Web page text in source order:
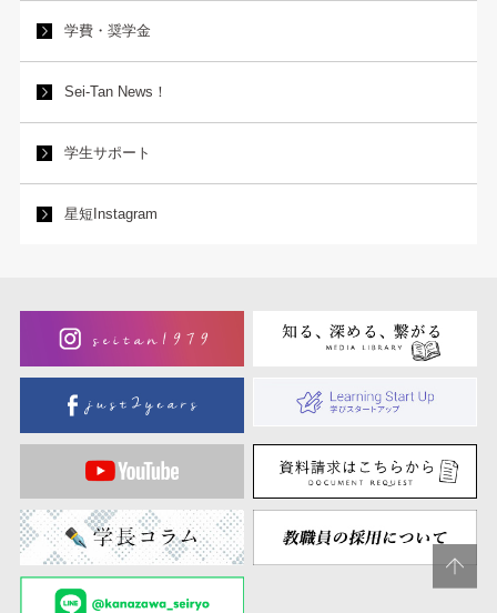
学費・奨学金
Sei-Tan News！
学生サポート
星短Instagram